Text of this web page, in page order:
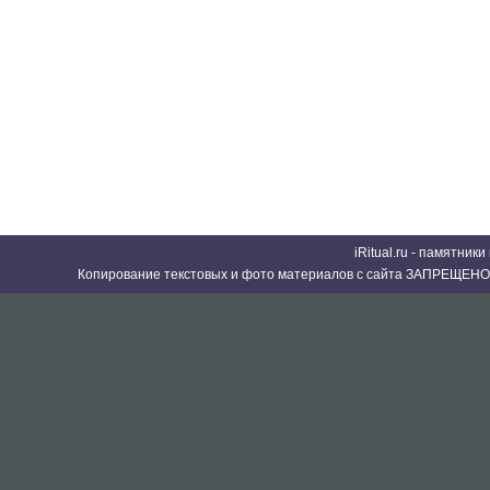
iRitual.ru -
Копирование текстовых и фото материалов с сайта